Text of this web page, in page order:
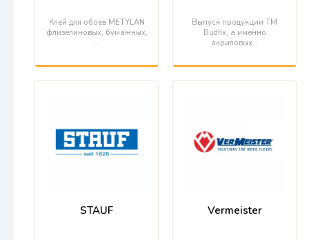
Клей для обоев METYLAN
флизелиновых, бумажных,
…
Выпуск продукции ТМ
Budfix, а именно
акриловых…
STAUF Vermeister